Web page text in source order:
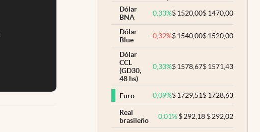
Dólar
BNA
0,33%$1520,00$1470,00
Dólar
Blue
-0,32%$1540,00$1520,00
Dólar
CCL
(GD30,
48 hs)
0,33%$1578,67$1571,43
Euro 0,09%$1729,51$1728,63
Real
brasileño
0,01% $292,18 $292,02